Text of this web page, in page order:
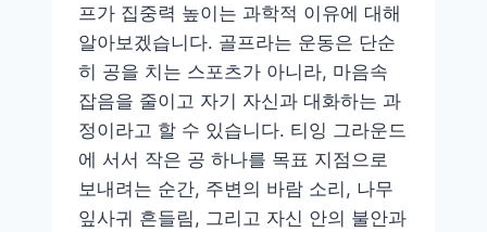
프가 집중력 높이는 과학적 이유에 대해
알아보겠습니다. 골프라는 운동은 단순
히 공을 치는 스포츠가 아니라, 마음속
잡음을 줄이고 자기 자신과 대화하는 과
정이라고 할 수 있습니다. 티잉 그라운드
에 서서 작은 공 하나를 목표 지점으로
보내려는 순간, 주변의 바람 소리, 나무
잎사귀 흔들림, 그리고 자신 안의 불안과